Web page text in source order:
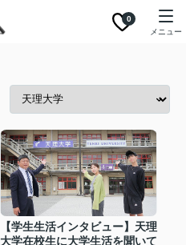
0
メニュー
【学生生活インタビュー】天理
大学在校生に大学生活を聞いて